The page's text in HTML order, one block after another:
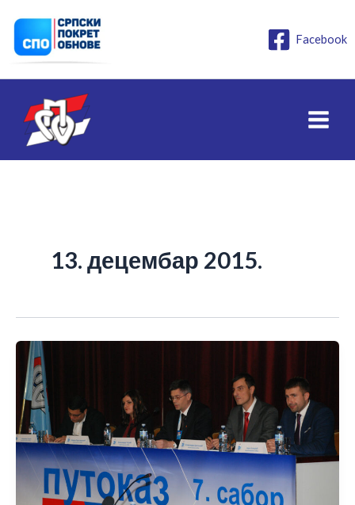
садржај
Facebook
13. децембар 2015.